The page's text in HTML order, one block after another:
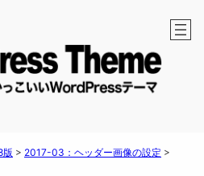
版 > 2017-03：ヘッダー画像の設定 >